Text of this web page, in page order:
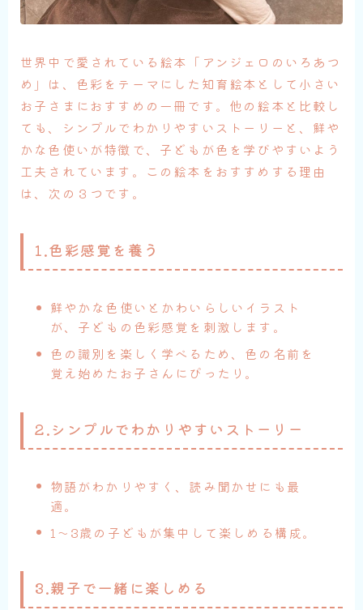
世界中で愛されている絵本「アンジェロのいろあつ
め」は、色彩をテーマにした知育絵本として小さい
お子さまにおすすめの一冊です。他の絵本と比較し
ても、シンプルでわかりやすいストーリーと、鮮や
かな色使いが特徴で、子どもが色を学びやすいよう
工夫されています。この絵本をおすすめする理由
は、次の３つです。
1.色彩感覚を養う
鮮やかな色使いとかわいらしいイラスト
が、子どもの色彩感覚を刺激します。
色の識別を楽しく学べるため、色の名前を
覚え始めたお子さんにぴったり。
2.シンプルでわかりやすいストーリー
物語がわかりやすく、読み聞かせにも最
適。
1～3歳の子どもが集中して楽しめる構成。
3.親子で一緒に楽しめる